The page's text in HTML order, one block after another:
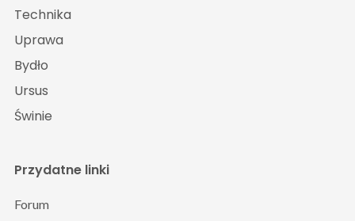
Technika
Uprawa
Bydło
Ursus
Świnie
Przydatne linki
Forum